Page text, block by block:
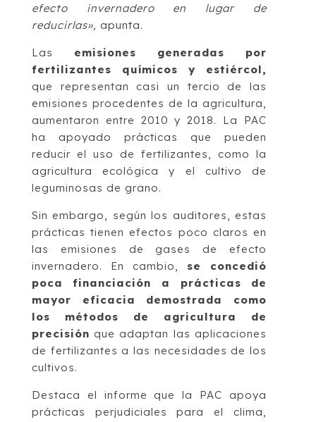
efecto invernadero en lugar de
reducirlas», apunta.
Las emisiones generadas por
fertilizantes químicos y estiércol,
que representan casi un tercio de las
emisiones procedentes de la agricultura,
aumentaron entre 2010 y 2018. La PAC
ha apoyado prácticas que pueden
reducir el uso de fertilizantes, como la
agricultura ecológica y el cultivo de
leguminosas de grano.
Sin embargo, según los auditores, estas
prácticas tienen efectos poco claros en
las emisiones de gases de efecto
invernadero. En cambio, se concedió
poca financiación a prácticas de
mayor eficacia demostrada como
los métodos de agricultura de
precisión que adaptan las aplicaciones
de fertilizantes a las necesidades de los
cultivos.
Destaca el informe que la PAC apoya
prácticas perjudiciales para el clima,